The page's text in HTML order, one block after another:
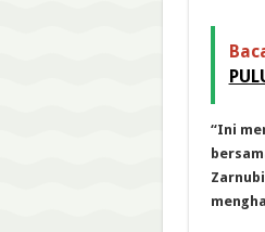
“Ini